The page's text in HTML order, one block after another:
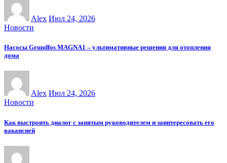
Alex Июл 24, 2026
Новости
Насосы Grundfos MAGNA1 – ультимативные решения для отопления
дома
Alex Июл 24, 2026
Новости
Как выстроить диалог с занятым руководителем и заинтересовать его
вакансией